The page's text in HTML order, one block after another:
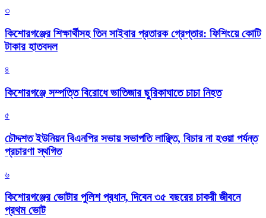
৩
কিশোরগঞ্জের শিক্ষার্থীসহ তিন সাইবার প্রতারক গ্রেপ্তার: ফিশিংয়ে কোটি
টাকার হাতবদল
৪
কিশোরগঞ্জে সম্পত্তি বিরোধে ভাতিজার ছুরিকাঘাতে চাচা নিহত
৫
চৌদ্দশত ইউনিয়ন বিএনপির সভায় সভাপতি লাঞ্ছিত, বিচার না হওয়া পর্যন্ত
প্রচারণা স্থগিত
৬
কিশোরগঞ্জের ভোটার পুলিশ প্রধান, দিবেন ৩৫ বছরের চাকরী জীবনে
প্রথম ভোট